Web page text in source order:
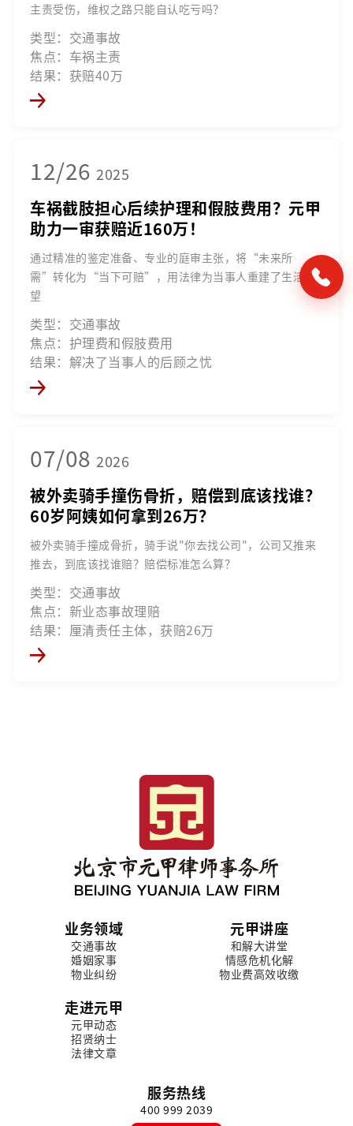
主责受伤，维权之路只能自认吃亏吗？
类型：交通事故
焦点：车祸主责
结果：获赔40万
12/26 2025
车祸截肢担心后续护理和假肢费用？元甲
助力一审获赔近160万！
通过精准的鉴定准备、专业的庭审主张，将“未来所
需”转化为“当下可赔”，用法律为当事人重建了生活希
望
类型：交通事故
焦点：护理费和假肢费用
结果：解决了当事人的后顾之忧
07/08 2026
被外卖骑手撞伤骨折，赔偿到底该找谁？
60岁阿姨如何拿到26万？
被外卖骑手撞成骨折，骑手说"你去找公司"，公司又推来
推去，到底该找谁赔？赔偿标准怎么算？
类型：交通事故
焦点：新业态事故理赔
结果：厘清责任主体，获赔26万
业务领域
交通事故
婚姻家事
物业纠纷
元甲讲座
和解大讲堂
情感危机化解
物业费高效收缴
走进元甲
元甲动态
招贤纳士
法律文章
服务热线
400 999 2039